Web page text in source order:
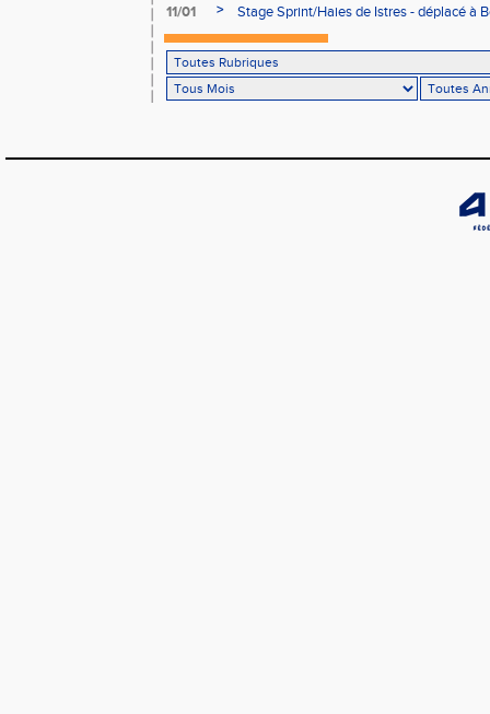
11/01
> Stage Sprint/Haies de Istres - déplacé à